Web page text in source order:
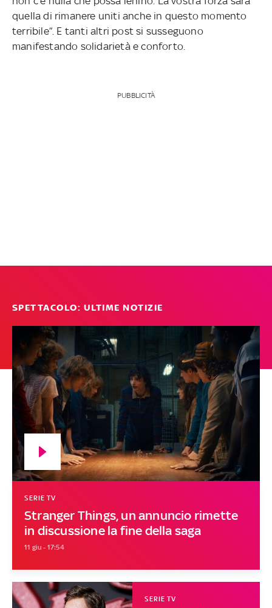
quella di rimanere uniti anche in questo momento
terribile”. E tanti altri post si susseguono
manifestando solidarietà e conforto.
PUBBLICITÀ
SPETTACOLO: ULTIME NOTIZIE
Stranger Things, un annuncio rimette
in discussione la fine della saga
SERIE TV
11 giu - 17:54
SERIE TV